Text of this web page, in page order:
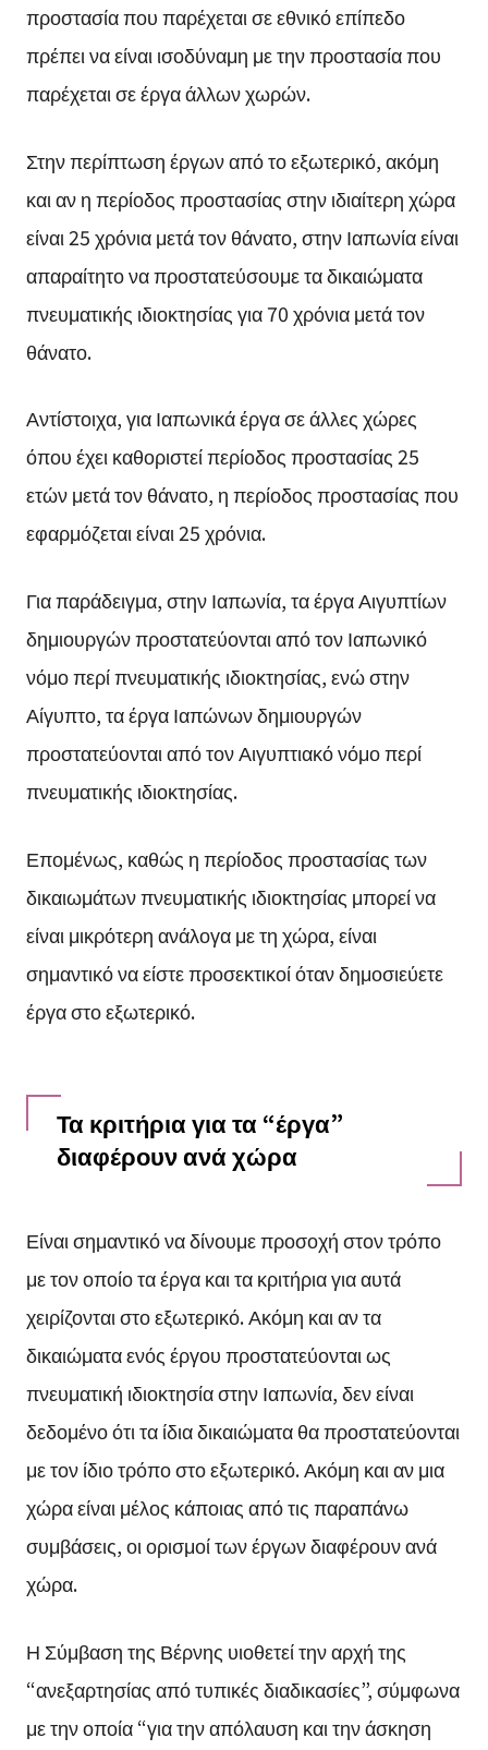
προστασία που παρέχεται σε εθνικό επίπεδο
πρέπει να είναι ισοδύναμη με την προστασία που
παρέχεται σε έργα άλλων χωρών.
Στην περίπτωση έργων από το εξωτερικό, ακόμη
και αν η περίοδος προστασίας στην ιδιαίτερη χώρα
είναι 25 χρόνια μετά τον θάνατο, στην Ιαπωνία είναι
απαραίτητο να προστατεύσουμε τα δικαιώματα
πνευματικής ιδιοκτησίας για 70 χρόνια μετά τον
θάνατο.
Αντίστοιχα, για Ιαπωνικά έργα σε άλλες χώρες
όπου έχει καθοριστεί περίοδος προστασίας 25
ετών μετά τον θάνατο, η περίοδος προστασίας που
εφαρμόζεται είναι 25 χρόνια.
Για παράδειγμα, στην Ιαπωνία, τα έργα Αιγυπτίων
δημιουργών προστατεύονται από τον Ιαπωνικό
νόμο περί πνευματικής ιδιοκτησίας, ενώ στην
Αίγυπτο, τα έργα Ιαπώνων δημιουργών
προστατεύονται από τον Αιγυπτιακό νόμο περί
πνευματικής ιδιοκτησίας.
Επομένως, καθώς η περίοδος προστασίας των
δικαιωμάτων πνευματικής ιδιοκτησίας μπορεί να
είναι μικρότερη ανάλογα με τη χώρα, είναι
σημαντικό να είστε προσεκτικοί όταν δημοσιεύετε
έργα στο εξωτερικό.
Τα κριτήρια για τα “έργα”
διαφέρουν ανά χώρα
Είναι σημαντικό να δίνουμε προσοχή στον τρόπο
με τον οποίο τα έργα και τα κριτήρια για αυτά
χειρίζονται στο εξωτερικό. Ακόμη και αν τα
δικαιώματα ενός έργου προστατεύονται ως
πνευματική ιδιοκτησία στην Ιαπωνία, δεν είναι
δεδομένο ότι τα ίδια δικαιώματα θα προστατεύονται
με τον ίδιο τρόπο στο εξωτερικό. Ακόμη και αν μια
χώρα είναι μέλος κάποιας από τις παραπάνω
συμβάσεις, οι ορισμοί των έργων διαφέρουν ανά
χώρα.
Η Σύμβαση της Βέρνης υιοθετεί την αρχή της
“ανεξαρτησίας από τυπικές διαδικασίες”, σύμφωνα
με την οποία “για την απόλαυση και την άσκηση